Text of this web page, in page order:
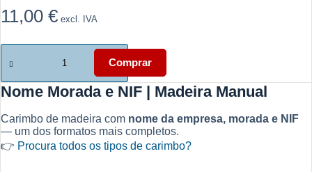
11,00 € excl. IVA
Quantidade
de
Morada
e
|
Madeira
Manual
Comprar
Nome Morada e NIF | Madeira Manual
Carimbo de madeira com nome da empresa, morada e NIF
— um dos formatos mais completos.
👉 Procura todos os tipos de carimbo?